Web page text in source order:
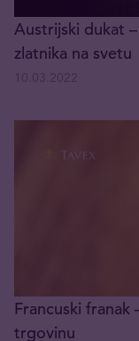
Austrijski dukat
zlatnika na svetu
Francuski
trgovinu